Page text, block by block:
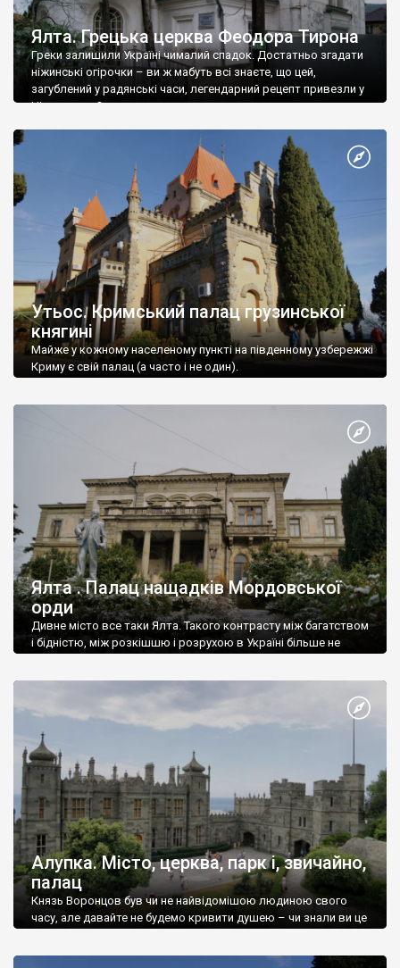
Ялта. Грецька церква Феодора Тирона
Греки залишили Україні чималий спадок. Достатньо згадати
ніжинські огірочки – ви ж мабуть всі знаєте, що цей,
загублений у радянські часи, легендарний рецепт привезли у
Ніжин греки?
Утьос. Кримський палац грузинської
княгині
Майже у кожному населеному пункті на південному узбережжі
Криму є свій палац (а часто і не один).
Ялта . Палац нащадків Мордовської
орди
Дивне місто все таки Ялта. Такого контрасту між багатством
і бідністю, між розкішшю і розрухою в Україні більше не
Алупка. Місто, церква, парк і, звичайно,
палац
Князь Воронцов був чи не найвідомішою людиною свого
часу, але давайте не будемо кривити душею – чи знали ви це